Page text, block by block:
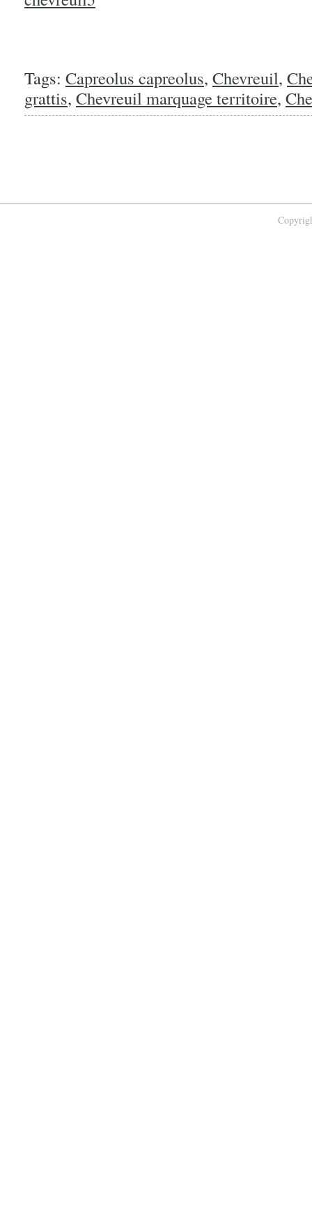
Tags: Capreolus capreolus, Chevreuil,
grattis, Chevreuil marquage territoire,